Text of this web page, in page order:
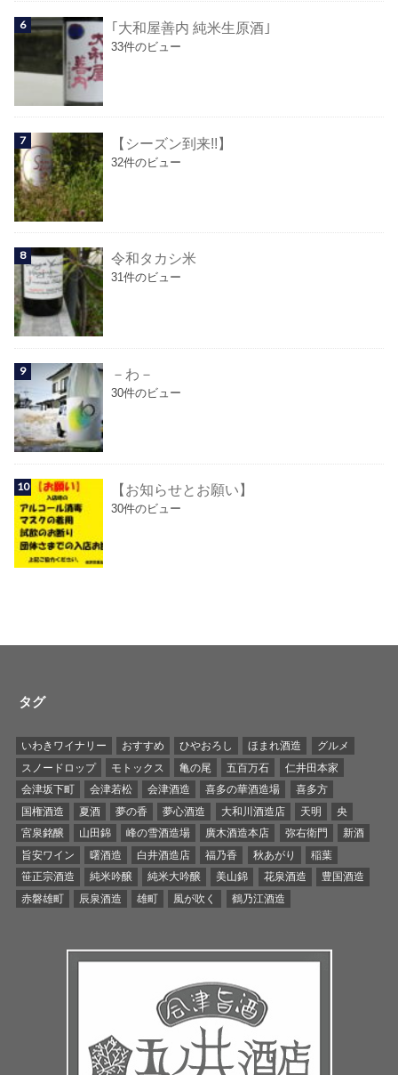
｢大和屋善内 純米生原酒｣
33件のビュー
【シーズン到来!!】
32件のビュー
令和タカシ米
31件のビュー
－わ－
30件のビュー
【お知らせとお願い】
30件のビュー
タグ
いわきワイナリー おすすめ ひやおろし ほまれ酒造
グルメ
スノードロップ
モトックス 亀の尾 五百万石
仁井田本家
会津坂下町
会津若松 会津酒造 喜多の華酒造場
喜多方
国権酒造
夏酒 夢の香 夢心酒造 大和川酒造店 天明
央
宮泉銘醸
山田錦 峰の雪酒造場 廣木酒造本店 弥右衛門
新酒
旨安ワイン
曙酒造 白井酒造店 福乃香 秋あがり
稲葉
笹正宗酒造
純米吟醸 純米大吟醸 美山錦 花泉酒造
豊国酒造
赤磐雄町
辰泉酒造 雄町 風が吹く 鶴乃江酒造